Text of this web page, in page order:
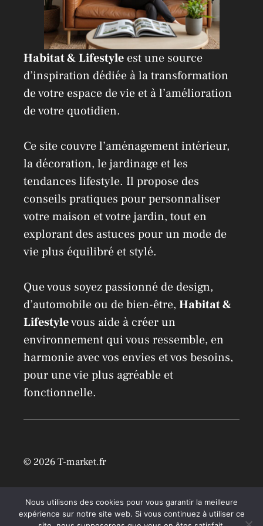
Habitat & Lifestyle est une source
d’inspiration dédiée à la transformation
de votre espace de vie et à l’amélioration
de votre quotidien.
Ce site couvre l’aménagement intérieur,
la décoration, le jardinage et les
tendances lifestyle. Il propose des
conseils pratiques pour personnaliser
votre maison et votre jardin, tout en
explorant des astuces pour un mode de
vie plus équilibré et stylé.
Que vous soyez passionné de design,
d’automobile ou de bien-être, Habitat &
Lifestylevous aide à créer un
environnement qui vous ressemble, en
harmonie avec vos envies et vos besoins,
pour une vie plus agréable et
fonctionnelle.
© 2026 T-market.fr
Nous utilisons des cookies pour vous garantir la meilleure
expérience sur notre site web. Si vous continuez à utiliser ce